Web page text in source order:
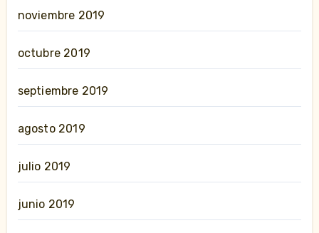
noviembre 2019
octubre 2019
septiembre 2019
agosto 2019
julio 2019
junio 2019